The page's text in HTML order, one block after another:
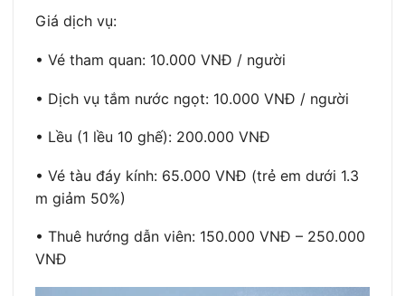
Giá dịch vụ:
• Vé tham quan: 10.000 VNĐ / người
• Dịch vụ tắm nước ngọt: 10.000 VNĐ / người
• Lều (1 lều 10 ghế): 200.000 VNĐ
• Vé tàu đáy kính: 65.000 VNĐ (trẻ em dưới 1.3
m giảm 50%)
• Thuê hướng dẫn viên: 150.000 VNĐ – 250.000
VNĐ